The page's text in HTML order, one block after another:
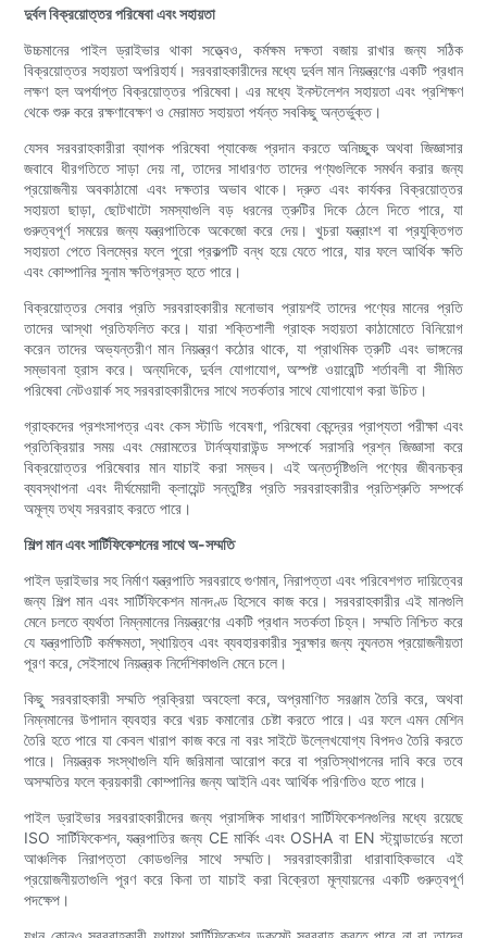
দুর্বল বিক্রয়োত্তর পরিষেবা এবং সহায়তা
উচ্চমানের পাইল ড্রাইভার থাকা সত্ত্বেও, কর্মক্ষম দক্ষতা বজায় রাখার জন্য সঠিক
বিক্রয়োত্তর সহায়তা অপরিহার্য। সরবরাহকারীদের মধ্যে দুর্বল মান নিয়ন্ত্রণের একটি প্রধান
লক্ষণ হল অপর্যাপ্ত বিক্রয়োত্তর পরিষেবা। এর মধ্যে ইনস্টলেশন সহায়তা এবং প্রশিক্ষণ
থেকে শুরু করে রক্ষণাবেক্ষণ ও মেরামত সহায়তা পর্যন্ত সবকিছু অন্তর্ভুক্ত।
যেসব সরবরাহকারীরা ব্যাপক পরিষেবা প্যাকেজ প্রদান করতে অনিচ্ছুক অথবা জিজ্ঞাসার
জবাবে ধীরগতিতে সাড়া দেয় না, তাদের সাধারণত তাদের পণ্যগুলিকে সমর্থন করার জন্য
প্রয়োজনীয় অবকাঠামো এবং দক্ষতার অভাব থাকে। দ্রুত এবং কার্যকর বিক্রয়োত্তর
সহায়তা ছাড়া, ছোটখাটো সমস্যাগুলি বড় ধরনের ত্রুটির দিকে ঠেলে দিতে পারে, যা
গুরুত্বপূর্ণ সময়ের জন্য যন্ত্রপাতিকে অকেজো করে দেয়। খুচরা যন্ত্রাংশ বা প্রযুক্তিগত
সহায়তা পেতে বিলম্বের ফলে পুরো প্রকল্পটি বন্ধ হয়ে যেতে পারে, যার ফলে আর্থিক ক্ষতি
এবং কোম্পানির সুনাম ক্ষতিগ্রস্ত হতে পারে।
বিক্রয়োত্তর সেবার প্রতি সরবরাহকারীর মনোভাব প্রায়শই তাদের পণ্যের মানের প্রতি
তাদের আস্থা প্রতিফলিত করে। যারা শক্তিশালী গ্রাহক সহায়তা কাঠামোতে বিনিয়োগ
করেন তাদের অভ্যন্তরীণ মান নিয়ন্ত্রণ কঠোর থাকে, যা প্রাথমিক ত্রুটি এবং ভাঙ্গনের
সম্ভাবনা হ্রাস করে। অন্যদিকে, দুর্বল যোগাযোগ, অস্পষ্ট ওয়ারেন্টি শর্তাবলী বা সীমিত
পরিষেবা নেটওয়ার্ক সহ সরবরাহকারীদের সাথে সতর্কতার সাথে যোগাযোগ করা উচিত।
গ্রাহকদের প্রশংসাপত্র এবং কেস স্টাডি গবেষণা, পরিষেবা কেন্দ্রের প্রাপ্যতা পরীক্ষা এবং
প্রতিক্রিয়ার সময় এবং মেরামতের টার্নঅ্যারাউন্ড সম্পর্কে সরাসরি প্রশ্ন জিজ্ঞাসা করে
বিক্রয়োত্তর পরিষেবার মান যাচাই করা সম্ভব। এই অন্তর্দৃষ্টিগুলি পণ্যের জীবনচক্র
ব্যবস্থাপনা এবং দীর্ঘমেয়াদী ক্লায়েন্ট সন্তুষ্টির প্রতি সরবরাহকারীর প্রতিশ্রুতি সম্পর্কে
অমূল্য তথ্য সরবরাহ করতে পারে।
শিল্প মান এবং সার্টিফিকেশনের সাথে অ-সম্মতি
পাইল ড্রাইভার সহ নির্মাণ যন্ত্রপাতি সরবরাহে গুণমান, নিরাপত্তা এবং পরিবেশগত দায়িত্বের
জন্য শিল্প মান এবং সার্টিফিকেশন মানদণ্ড হিসেবে কাজ করে। সরবরাহকারীর এই মানগুলি
মেনে চলতে ব্যর্থতা নিম্নমানের নিয়ন্ত্রণের একটি প্রধান সতর্কতা চিহ্ন। সম্মতি নিশ্চিত করে
যে যন্ত্রপাতিটি কর্মক্ষমতা, স্থায়িত্ব এবং ব্যবহারকারীর সুরক্ষার জন্য ন্যূনতম প্রয়োজনীয়তা
পূরণ করে, সেইসাথে নিয়ন্ত্রক নির্দেশিকাগুলি মেনে চলে।
কিছু সরবরাহকারী সম্মতি প্রক্রিয়া অবহেলা করে, অপ্রমাণিত সরঞ্জাম তৈরি করে, অথবা
নিম্নমানের উপাদান ব্যবহার করে খরচ কমানোর চেষ্টা করতে পারে। এর ফলে এমন মেশিন
তৈরি হতে পারে যা কেবল খারাপ কাজ করে না বরং সাইটে উল্লেখযোগ্য বিপদও তৈরি করতে
পারে। নিয়ন্ত্রক সংস্থাগুলি যদি জরিমানা আরোপ করে বা প্রতিস্থাপনের দাবি করে তবে
অসম্মতির ফলে ক্রয়কারী কোম্পানির জন্য আইনি এবং আর্থিক পরিণতিও হতে পারে।
পাইল ড্রাইভার সরবরাহকারীদের জন্য প্রাসঙ্গিক সাধারণ সার্টিফিকেশনগুলির মধ্যে রয়েছে
ISO সার্টিফিকেশন, যন্ত্রপাতির জন্য CE মার্কিং এবং OSHA বা EN স্ট্যান্ডার্ডের মতো
আঞ্চলিক নিরাপত্তা কোডগুলির সাথে সম্মতি। সরবরাহকারীরা ধারাবাহিকভাবে এই
প্রয়োজনীয়তাগুলি পূরণ করে কিনা তা যাচাই করা বিক্রেতা মূল্যায়নের একটি গুরুত্বপূর্ণ
পদক্ষেপ।